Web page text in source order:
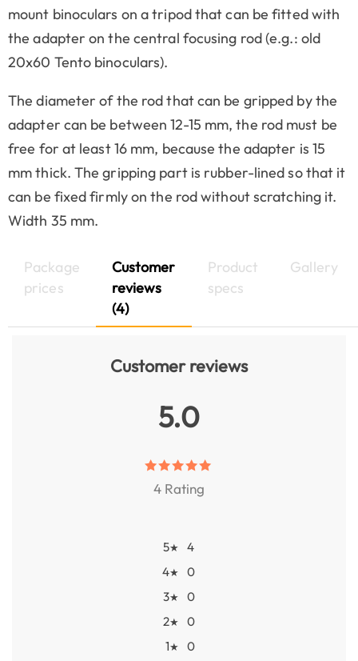
mount binoculars on a tripod that can be fitted with
the adapter on the central focusing rod (e.g.: old
20x60 Tento binoculars).
The diameter of the rod that can be gripped by the
adapter can be between 12-15 mm, the rod must be
free for at least 16 mm, because the adapter is 15
mm thick. The gripping part is rubber-lined so that it
can be fixed firmly on the rod without scratching it.
Width 35 mm.
Package
prices
Customer
reviews
(4)
Product
specs
Gallery
Customer reviews
5.0
4 Rating
5★
4
4★
0
3★
0
2★
0
1★ 0